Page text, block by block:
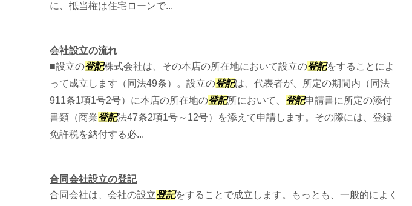
に、抵当権は住宅ローンで...
会社設立の流れ
■設立の登記株式会社は、その本店の所在地において設立の登記をすることによ
って成立します（同法49条）。設立の登記は、代表者が、所定の期間内（同法
911条1項1号2号）に本店の所在地の登記所において、 登記申請書に所定の添付
書類（商業登記法47条2項1号～12号）を添えて申請します。その際には、登録
免許税を納付する必...
合同会社設立の登記
合同会社は、会社の設立登記をすることで成立します。もっとも、一般的によく